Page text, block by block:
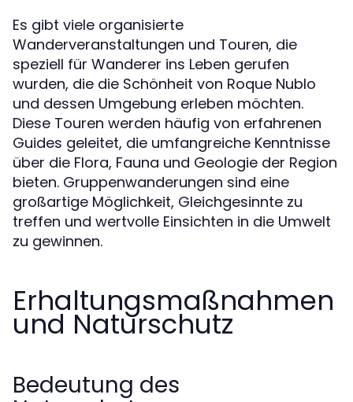
Es gibt viele organisierte
Wanderveranstaltungen und Touren, die
speziell für Wanderer ins Leben gerufen
wurden, die die Schönheit von Roque Nublo
und dessen Umgebung erleben möchten.
Diese Touren werden häufig von erfahrenen
Guides geleitet, die umfangreiche Kenntnisse
über die Flora, Fauna und Geologie der Region
bieten. Gruppenwanderungen sind eine
großartige Möglichkeit, Gleichgesinnte zu
treffen und wertvolle Einsichten in die Umwelt
zu gewinnen.
Erhaltungsmaßnahmen
und Naturschutz
Bedeutung des